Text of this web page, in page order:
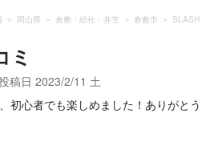
岡山県 倉敷・総社・井笠 倉敷市 SLASH
ミ
稿日 2023/2/11 土
初心者でも楽しめました！ありがとう